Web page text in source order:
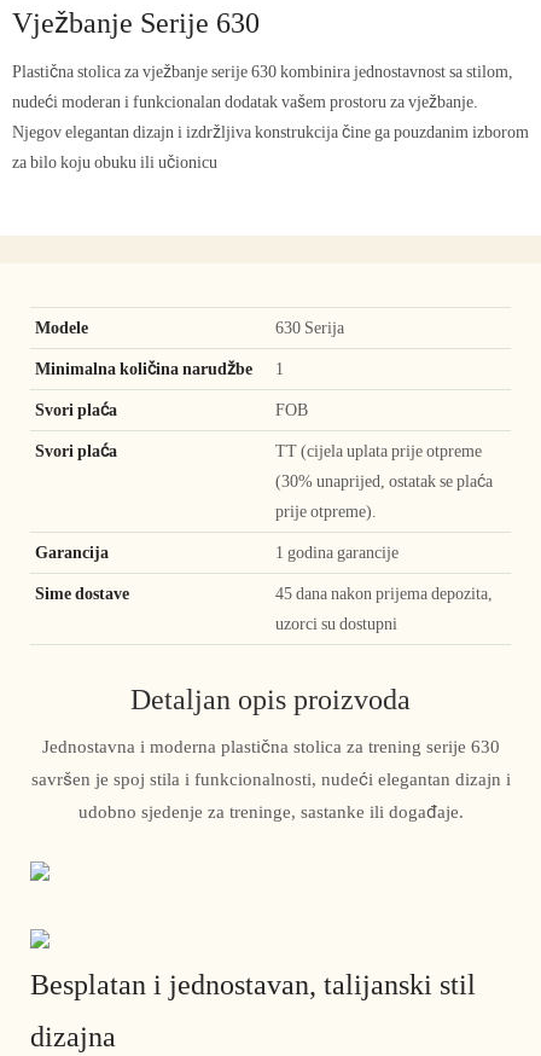
Vježbanje Serije 630
Plastična stolica za vježbanje serije 630 kombinira jednostavnost sa stilom,
nudeći moderan i funkcionalan dodatak vašem prostoru za vježbanje.
Njegov elegantan dizajn i izdržljiva konstrukcija čine ga pouzdanim izborom
za bilo koju obuku ili učionicu
Modele 630 Serija
Minimalna količina narudžbe 1
Svori plaća FOB
Svori plaća
TT (cijela uplata prije otpreme
(30% unaprijed, ostatak se plaća
prije otpreme).
Garancija 1 godina garancije
Sime dostave
45 dana nakon prijema depozita,
uzorci su dostupni
Detaljan opis proizvoda
Jednostavna i moderna plastična stolica za trening serije 630
savršen je spoj stila i funkcionalnosti, nudeći elegantan dizajn i
udobno sjedenje za treninge, sastanke ili događaje.
Besplatan i jednostavan, talijanski stil
dizajna